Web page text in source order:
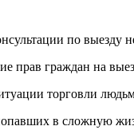
по выезду
прав граждан на
торговли
в сложную